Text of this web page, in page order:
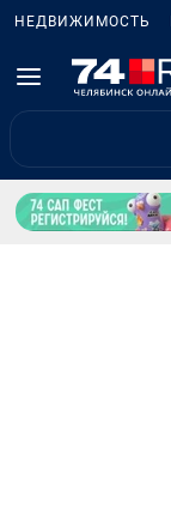
НЕДВИЖИМОСТЬ